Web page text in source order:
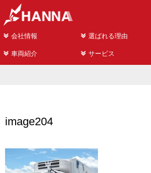
会社情報 選ばれる理由
車両紹介 サービス
image204